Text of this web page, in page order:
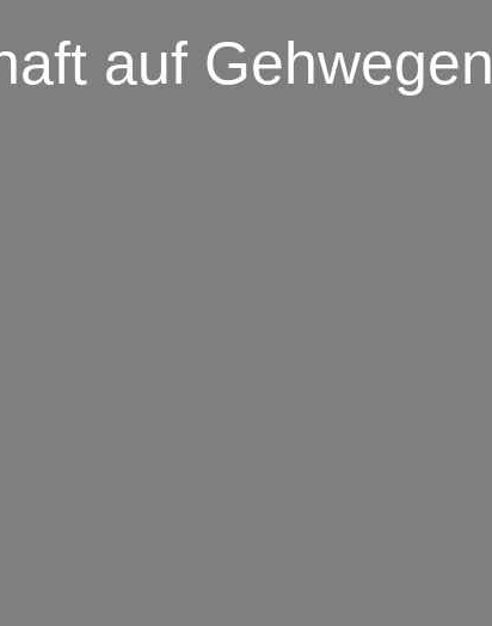
auf Gehwegen